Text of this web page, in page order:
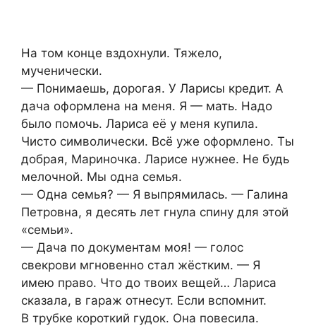
На том конце вздохнули. Тяжело,
мученически.
— Понимаешь, дорогая. У Ларисы кредит. А
дача оформлена на меня. Я — мать. Надо
было помочь. Лариса её у меня купила.
Чисто символически. Всё уже оформлено. Ты
добрая, Мариночка. Ларисе нужнее. Не будь
мелочной. Мы одна семья.
— Одна семья? — Я выпрямилась. — Галина
Петровна, я десять лет гнула спину для этой
«семьи».
— Дача по документам моя! — голос
свекрови мгновенно стал жёстким. — Я
имею право. Что до твоих вещей… Лариса
сказала, в гараж отнесут. Если вспомнит.
В трубке короткий гудок. Она повесила.